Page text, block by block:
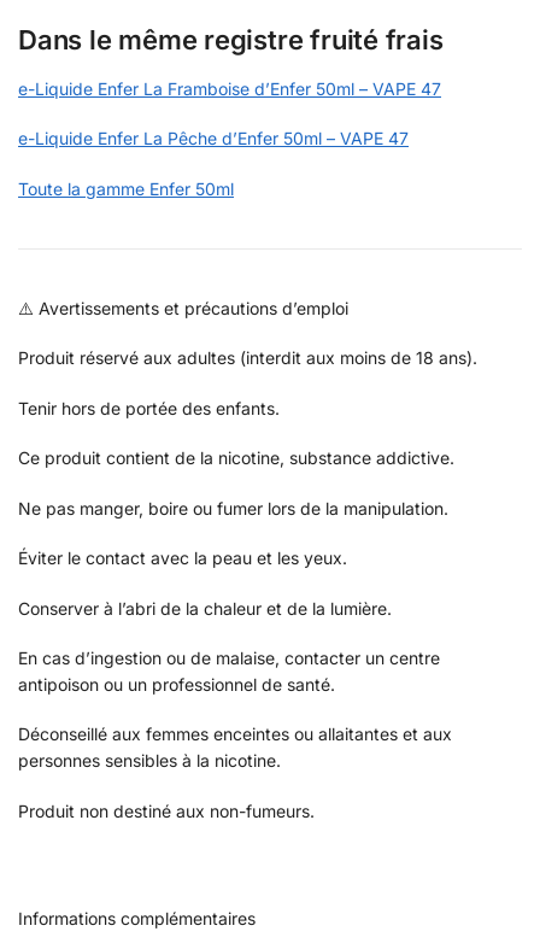
Dans le même registre fruité frais
e-Liquide Enfer La Framboise d’Enfer 50ml – VAPE 47
e-Liquide Enfer La Pêche d’Enfer 50ml – VAPE 47
Toute la gamme Enfer 50ml
⚠️ Avertissements et précautions d’emploi
Produit réservé aux adultes (interdit aux moins de 18 ans).
Tenir hors de portée des enfants.
Ce produit contient de la nicotine, substance addictive.
Ne pas manger, boire ou fumer lors de la manipulation.
Éviter le contact avec la peau et les yeux.
Conserver à l’abri de la chaleur et de la lumière.
En cas d’ingestion ou de malaise, contacter un centre
antipoison ou un professionnel de santé.
Déconseillé aux femmes enceintes ou allaitantes et aux
personnes sensibles à la nicotine.
Produit non destiné aux non-fumeurs.
Informations complémentaires